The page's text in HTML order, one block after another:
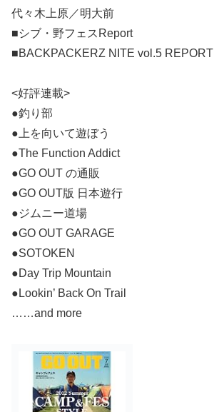
代々木上原／明大前
■シブ・野フェスReport
■BACKPACKERZ NITE vol.5 REPORT
<好評連載>
●釣り部
●上を向いて遊ぼう
●The Function Addict
●GO OUT の通販
●GO OUT版 日本遊行
●ジムニー道場
●GO OUT GARAGE
●SOTOKEN
●Day Trip Mountain
●Lookin’ Back On Trail
……and more